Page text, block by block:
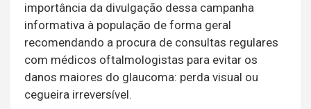
importância da divulgação dessa campanha
informativa à população de forma geral
recomendando a procura de consultas regulares
com médicos oftalmologistas para evitar os
danos maiores do glaucoma: perda visual ou
cegueira irreversível.